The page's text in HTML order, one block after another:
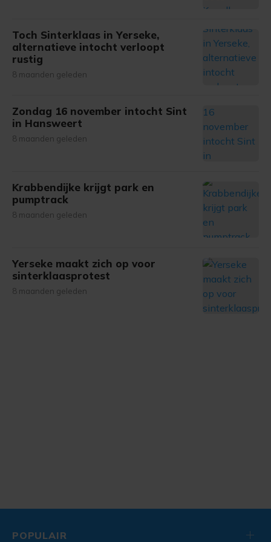
Toch Sinterklaas in Yerseke,
alternatieve intocht verloopt
rustig
8 maanden geleden
Zondag 16 november intocht Sint
in Hansweert
8 maanden geleden
Krabbendijke krijgt park en
pumptrack
8 maanden geleden
Yerseke maakt zich op voor
sinterklaasprotest
8 maanden geleden
POPULAIR